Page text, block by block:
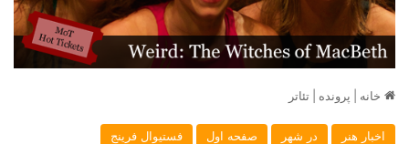
خانه پرونده تئاتر
اخبار هنر در شهر صفحه اول فستیوال فرینج